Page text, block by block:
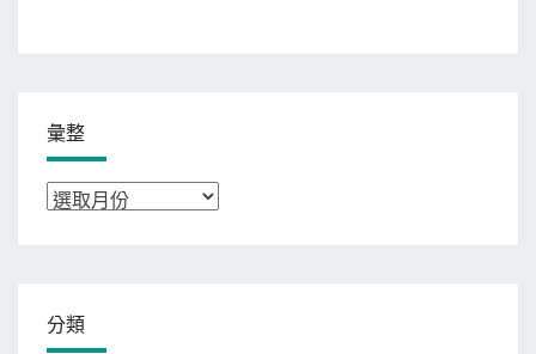
彙整
彙
分類